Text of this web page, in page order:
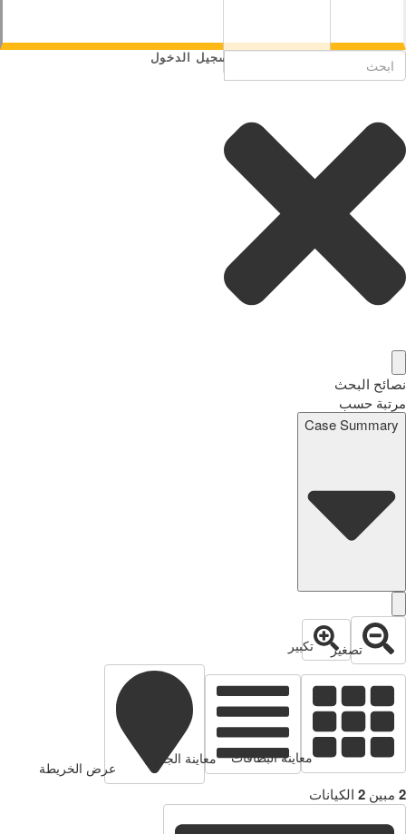
تسجيل الدخول
نصائح البحث
مرتبة حسب
Case Summary
تصغير تكبير
معاينة البطاقات معاينة الجدول
عرض الخريطة
2 مبين 2 الكيانات